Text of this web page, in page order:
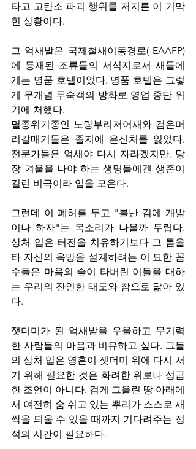
타고 고탄소 파괴 행위를 저지른 이 기막
힌 상황이다.
그 억새밭은 국제철새이동경로( EAAFP)
에 등재된 조류들의 서식지로서 새들에
게는 명품 호텔이었다. 명품 호텔은 그렇
게 무개념 투숙객의 방화로 영업 중단 위
기에 처했다.
멸종위기종인 노랑부리저어새와 검은머
리갈매기들은 졸지에 은신처를 잃었다.
전문가들은 억새야 다시 자라겠지만, 당
장 겨울을 나야 하는 생명들에겐 생존이
걸린 비극이라 입을 모은다.
그런데 이 폐허를 두고 "불난 김에 개발
이나 하자"는 목소리가 나올까 두렵다.
상처 입은 터전을 치유하기보다 그 틈을
타 자신의 욕망을 설계하려는 이 묘한 꼼
수들은 마음의 숲이 타버린 이들을 대하
는 우리의 잔인한 태도와 참으로 닮아 있
다.
잿더미가 된 억새밭을 우울하고 무기력
한 사람들의 마음과 비유하고 싶다. 그들
의 상처 입은 영혼이 잿더미 위에 다시 서
기 위해 필요한 것은 화려한 위로나 성급
한 조언이 아니다. 검게 그을린 땅 아래에
서 여전히 숨 쉬고 있는 뿌리가 스스로 새
싹을 틔울 수 있을 때까지 기다려주는 정
적의 시간이 필요하다.